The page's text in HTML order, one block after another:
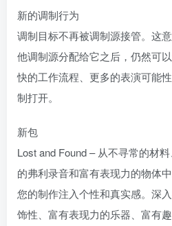
新的调制行为
调制目标不再被调制源接管。这
他调制源分配给它之后，仍然可
快的工作流程、更多的表演可能
制打开。
新包
Lost and Found – 从不寻常的材
的弗利录音和富有表现力的物体
您的制作注入个性和真实感。深
饰性、富有表现力的乐器、富有